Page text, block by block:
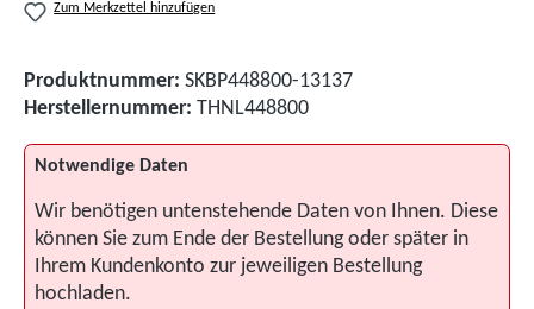
Zum Merkzettel hinzufügen
Produktnummer: SKBP448800-13137
Herstellernummer: THNL448800
Notwendige Daten
Wir benötigen untenstehende Daten von Ihnen. Diese
können Sie zum Ende der Bestellung oder später in
Ihrem Kundenkonto zur jeweiligen Bestellung
hochladen.